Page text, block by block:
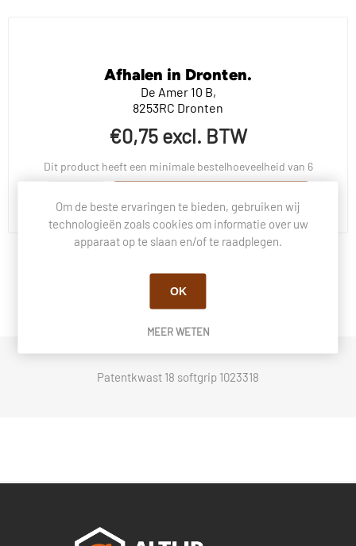
Afhalen in Dronten.
De Amer 10 B,
8253RC Dronten
€0,75 excl. BTW
Dit product heeft een minimale bestelhoeveelheid van 6
BESCHRIJVING
Patentkwast 18 softgrip 1023318
Om de beste ervaringen te bieden, gebruiken wij
technologieën zoals cookies om informatie over uw
apparaat op te slaan en/of te raadplegen.
OK
MEER WETEN